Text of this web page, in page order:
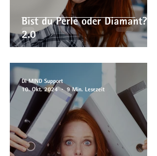
Bist du Perle oder Diamant? -
2.0
DI MIND Support
10. Okt. 2024
9 Min. Lesezeit